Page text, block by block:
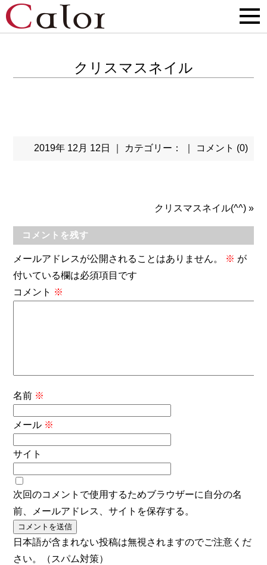
クリスマスネイル
2019年 12月 12日 ｜ カテゴリー： ｜ コメント (0)
クリスマスネイル(^^)»
コメントを残す
メールアドレスが公開されることはありません。 ※ が
付いている欄は必須項目です
コメント ※
名前 ※
メール ※
サイト
次回のコメントで使用するためブラウザーに自分の名
前、メールアドレス、サイトを保存する。
日本語が含まれない投稿は無視されますのでご注意くだ
さい。（スパム対策）